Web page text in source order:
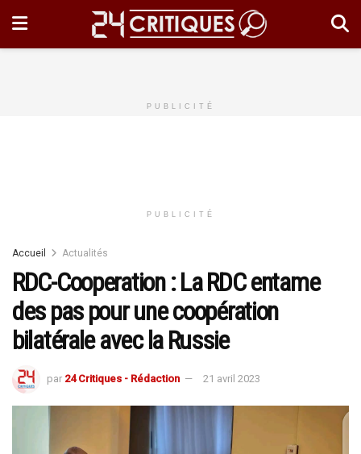
PUBLICITÉ
PUBLICITÉ
Accueil Actualités
RDC-Cooperation : La RDC entame
des pas pour une coopération
bilatérale avec la Russie
par 24 Critiques - Rédaction 21 avril 2023